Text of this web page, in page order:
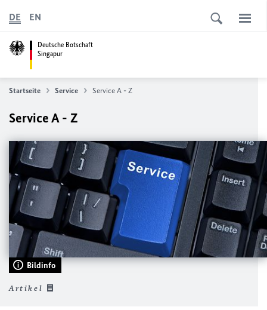
Deutsche Botschaft
Singapur
DE EN
Startseite Service Service A - Z
Service A - Z
Bildinfo
Artikel